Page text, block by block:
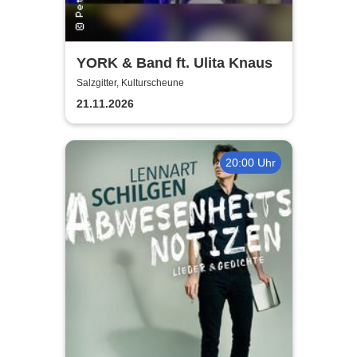
YORK & Band ft. Ulita Knaus
Salzgitter, Kulturscheune
21.11.2026
20:00 Uhr